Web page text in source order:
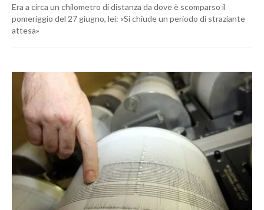
Era a circa un chilometro di distanza da dove è scomparso il
pomeriggio del 27 giugno, lei: «Si chiude un periodo di straziante
attesa»